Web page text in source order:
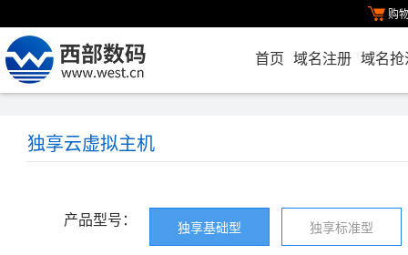
购
首页 域名注册 域名抢
独享云虚拟主机
产品型号： 独享基础型 独享标准型